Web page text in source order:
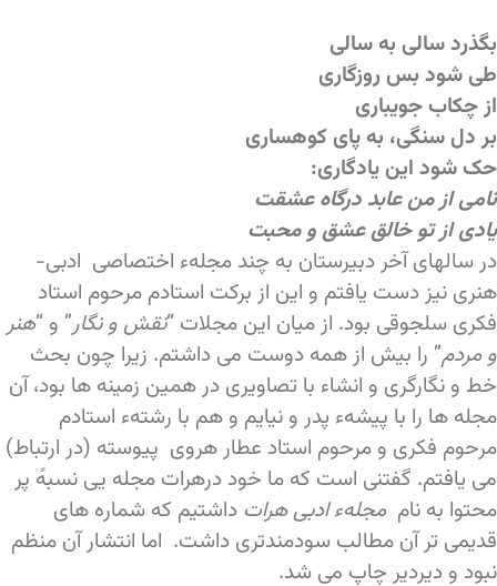
بگذرد سالی به سالی
طی شود بس روزگاری
از چکاب جویباری
بر دل سنگی، به پای کوهساری
حک شود این یادگاری:
نامی از من عابد درگاه عشقت
یادی از تو خالق عشق و محبت
در سالهای آخر دبیرستان به چند مجلهء اختصاصی ادبی-
هنری نیز دست یافتم و این از برکت استادم مرحوم استاد
فکری سلجوقی بود. از میان این مجلات “نقش و نگار” و “هنر
و مردم” را بیش از همه دوست می داشتم. زیرا چون بحث
خط و نگارگری و انشاء با تصاویری در همین زمینه ها بود، آن
مجله ها را با پیشهء پدر و نیایم و هم با رشتهء استادم
مرحوم فکری و مرحوم استاد عطار هروی پیوسته (در ارتباط)
می یافتم. گفتنی است که ما خود درهرات مجله یی نسبهً پر
محتوا به نام مجلهء ادبی هرات داشتیم که شماره های
قدیمی تر آن مطالب سودمندتری داشت. اما انتشار آن منظم
نبود و دیردیر چاپ می شد.